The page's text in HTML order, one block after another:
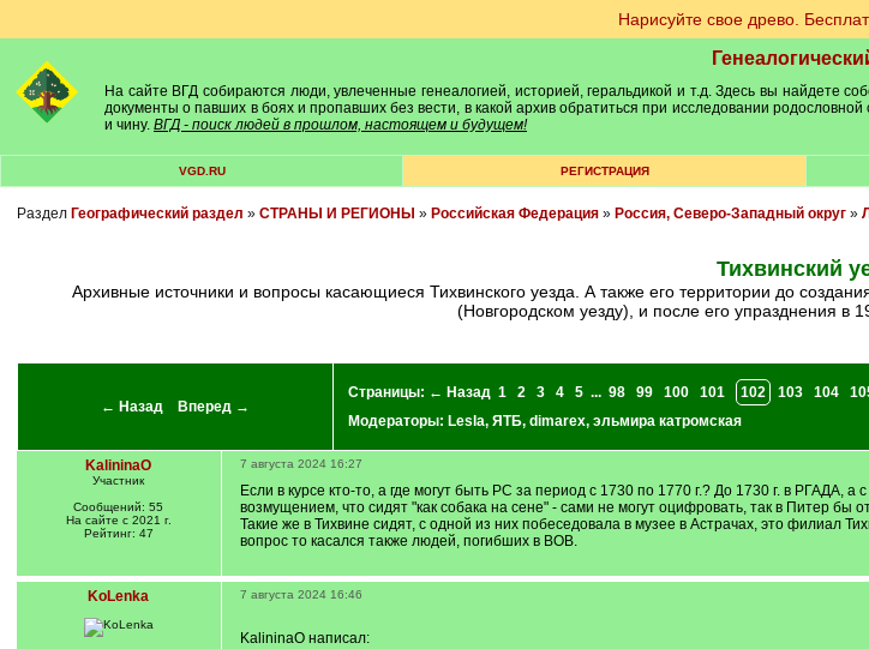
Нарисуйте свое древо.
На сайте ВГД собираются люди, увлеченные генеалогией, историей, геральдикой и т.д. Здесь вы найдете
документы о павших в боях и пропавших без вести, в какой архив обратиться при исследовании
и чину. ВГД - поиск людей в прошлом, настоящем и будущем!
VGD.RU РЕГИСТРАЦИЯ
Раздел Географический раздел » СТРАНЫ И РЕГИОНЫ » Российская Федерация» Россия, Северо-Западный округ»
Тихвинский
Архивные источники и вопросы касающиеся Тихвинского уезда. А также его территории до создания уезда в 1773 году, принадлежащие в основном Обонежской пятине Нагорной части
(Новгородском уезду), и после его упразднения в
← Назад Вперед →
Страницы: ← Назад 1 2 3 4 5 ... 98 99 100 101 102 103 104
Модераторы: Lesla, ЯТБ, dimarex, эльмира катромская
KalininaO
Участник
Сообщений: 55
На сайте с 2021 г.
Рейтинг: 47
7 августа 2024 16:27
Если в курсе кто-то, а где могут быть РС за период с 1730 по 1770 г.? До 1730 г. в РГАДА,
возмущением, что сидят "как собака на сене" - сами не могут оцифровать, так в Питер бы
Такие же в Тихвине сидят, с одной из них побеседовала в музее в Астрачах, это филиал
вопрос то касался также людей, погибших в ВОВ.
KoLenka 7 августа 2024 16:46
KalininaO написал: